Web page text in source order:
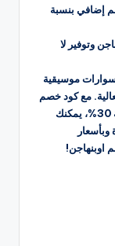
إضافي بنسبة
وتوفير لا
موسيقية
مع كود خصم
اوبنهاجن الذي يمنحك كوبون إضافي بنسبة 30%، يمكنك
اوبنهاجن!